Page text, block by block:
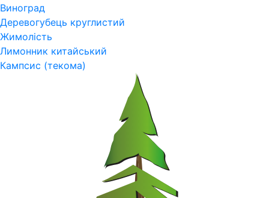
Виноград
Деревогубець круглистий
Жимолість
Лимонник китайський
Кампсис (текома)